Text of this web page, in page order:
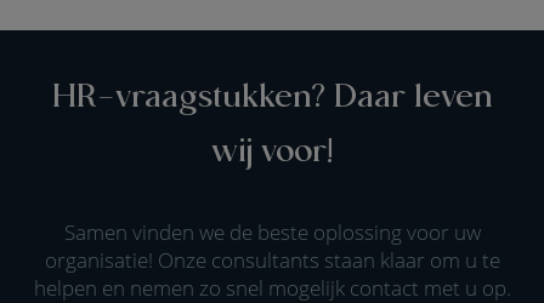
HR-vraagstukken? Daar leven
wij voor!
Samen vinden we de beste oplossing voor uw
organisatie! Onze consultants staan klaar om u te
helpen en nemen zo snel mogelijk contact met u op.